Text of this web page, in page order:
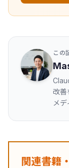
この
改善
メデ
関連書籍